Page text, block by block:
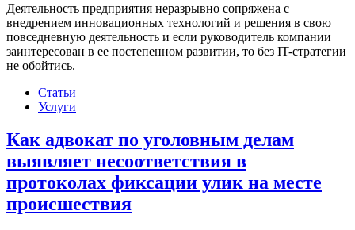
Деятельность предприятия неразрывно сопряжена с
внедрением инновационных технологий и решения в свою
повседневную деятельность и если руководитель компании
заинтересован в ее постепенном развитии, то без IT-стратегии
не обойтись.
Статьи
Услуги
Как адвокат по уголовным делам
выявляет несоответствия в
протоколах фиксации улик на месте
происшествия